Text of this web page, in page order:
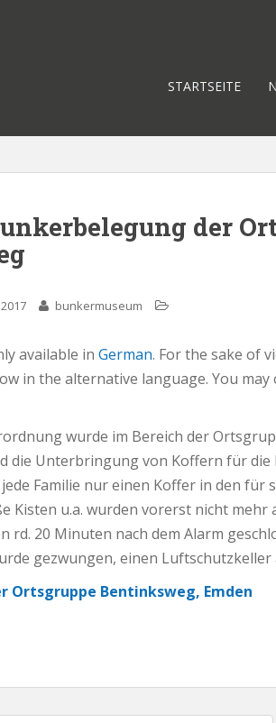
STARTSEITE
der
bunkermuseum
available in German. For the sake of
in the alternative language. You may
wurde im Bereich der
die Unterbringung von Koffern für die
Familie nur einen Koffer in den für
Kisten u.a. wurden vorerst nicht mehr
rd. 20 Minuten nach dem Alarm
gezwungen, einen Luftschutzkeller
Ortsgruppe Bentinksweg, Emden